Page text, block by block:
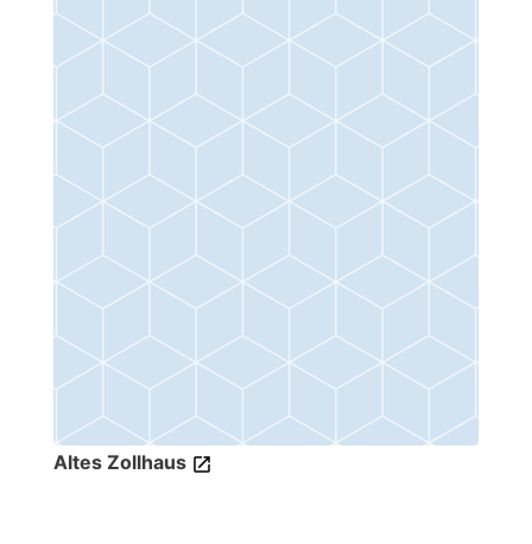
Altes Zollhaus